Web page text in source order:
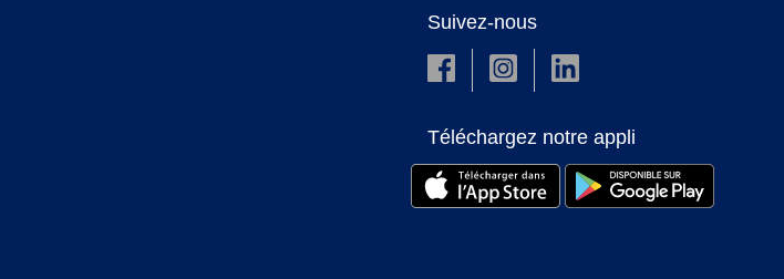
Suivez-nous
Téléchargez notre appli